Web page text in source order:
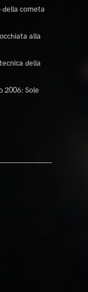
della cometa
alla
della
2006: Sole